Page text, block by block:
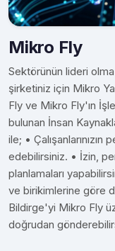
Mikro Fly
Sektörünün lideri
şirketiniz için Mikro
Fly ve Mikro Fly'ın
bulunan İnsan
ile; • Çalışanlarınızın
edebilirsiniz. • İzin,
planlamaları
ve birikimlerine göre
Bildirge'yi Mikro Fly
doğrudan